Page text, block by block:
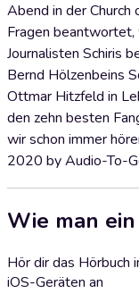
Abend in der
Fragen beantwortet,
Journalisten Schiris
Bernd Hölzenbeins
Ottmar Hitzfeld in
den zehn besten
wir schon immer
2020 by Audio-To-
Wie man
Hör dir das
iOS-Geräten an